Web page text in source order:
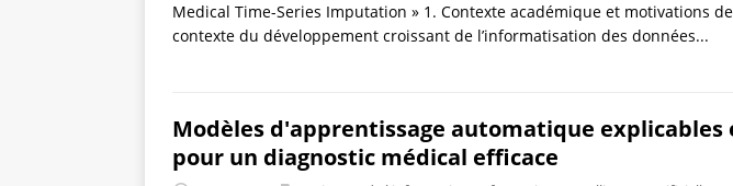
Medical Time-Series Imputation » 1. Contexte académique et motivations
contexte du développement croissant de l’informatisation des données...
Modèles d'apprentissage automatique explicables
pour un diagnostic médical efficace